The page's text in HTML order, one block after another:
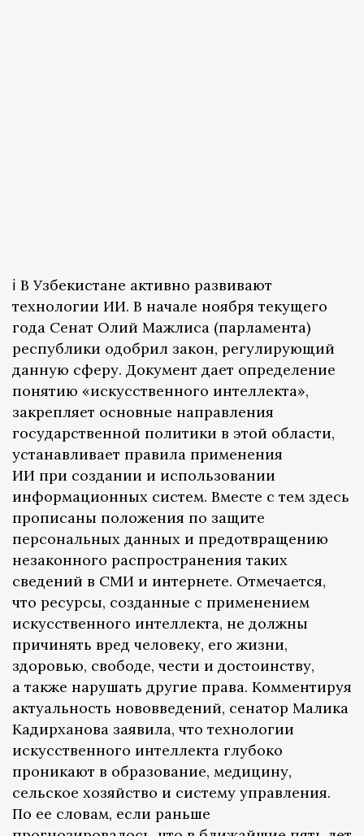
ℹ️ В Узбекистане активно развивают
технологии ИИ. В начале ноября текущего
года Сенат Олий Мажлиса (парламента)
республики одобрил закон, регулирующий
данную сферу. Документ дает определение
понятию «искусственного интеллекта»,
закрепляет основные направления
государственной политики в этой области,
устанавливает правила применения
ИИ при создании и использовании
информационных систем. Вместе с тем здесь
прописаны положения по защите
персональных данных и предотвращению
незаконного распространения таких
сведений в СМИ и интернете. Отмечается,
что ресурсы, созданные с применением
искусственного интеллекта, не должны
причинять вред человеку, его жизни,
здоровью, свободе, чести и достоинству,
а также нарушать другие права. Комментируя
актуальность нововведений, сенатор Малика
Кадирханова заявила, что технологии
искусственного интеллекта глубоко
проникают в образование, медицину,
сельское хозяйство и систему управления.
По ее словам, если раньше